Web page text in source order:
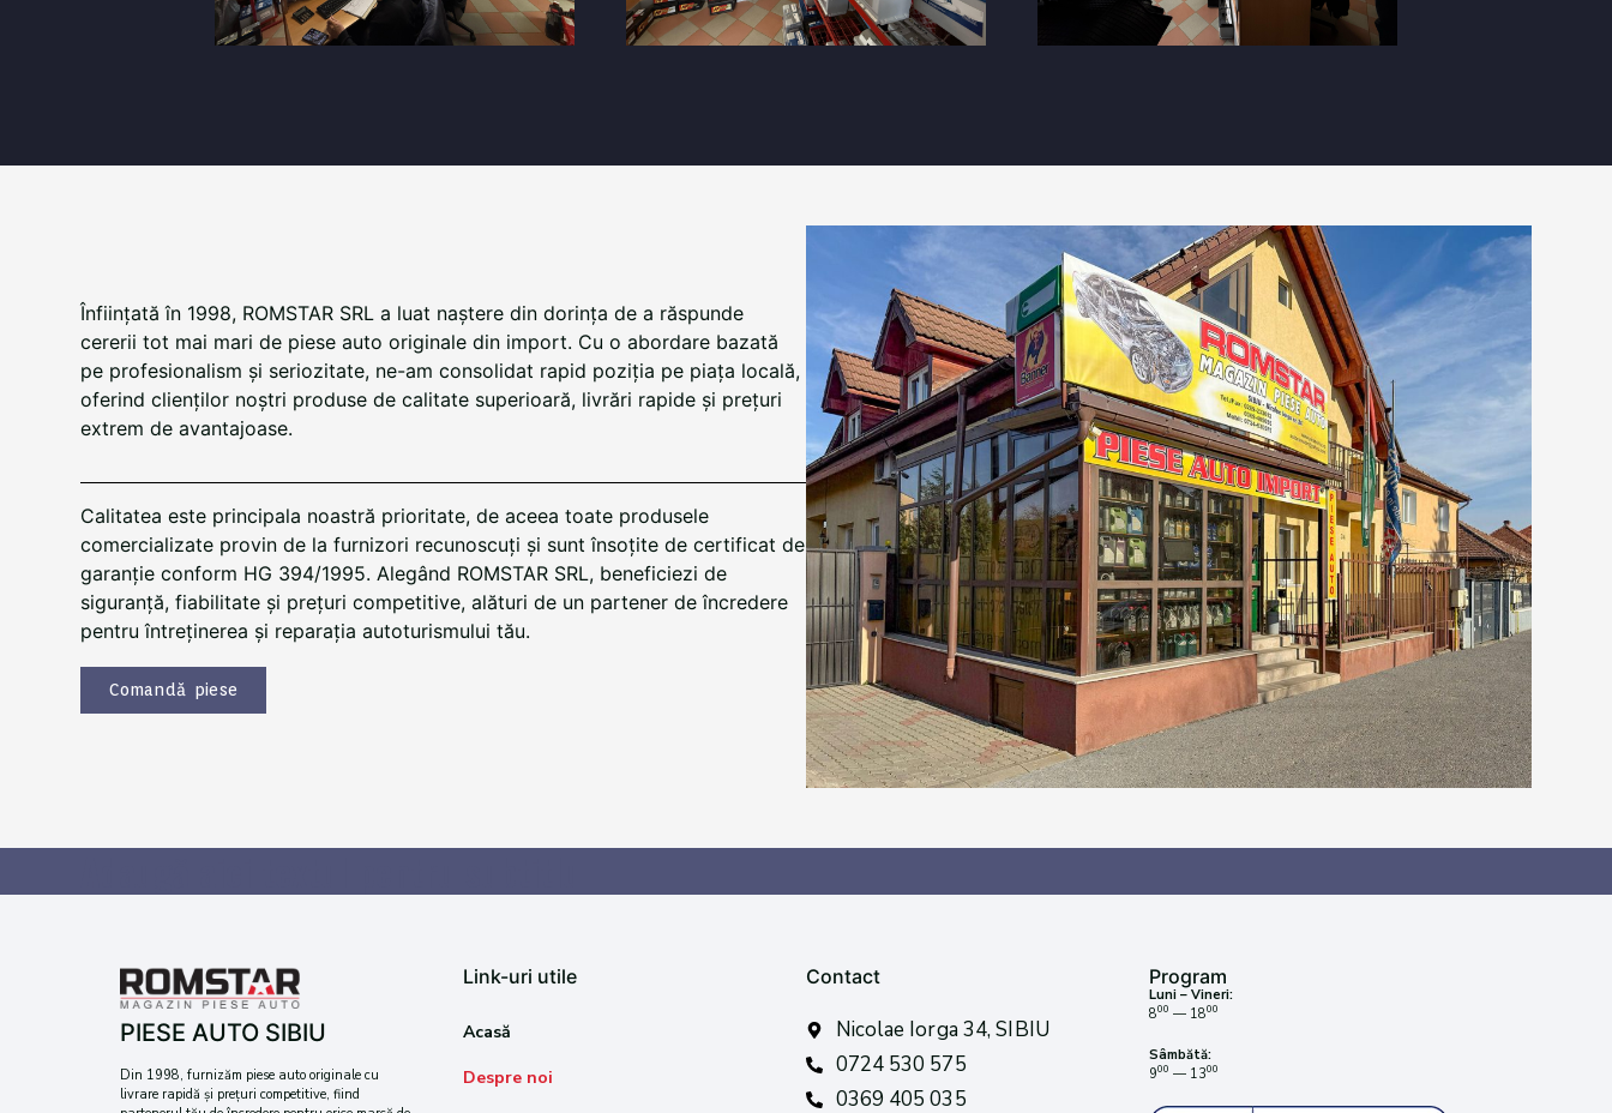
Înființată în 1998, ROMSTAR SRL a luat naștere din dorința de a răspunde
cererii tot mai mari de piese auto originale din import. Cu o abordare bazată
pe profesionalism și seriozitate, ne-am consolidat rapid poziția pe piața locală,
oferind clienților noștri produse de calitate superioară, livrări rapide și prețuri
extrem de avantajoase.
Calitatea este principala noastră prioritate, de aceea toate produsele
comercializate provin de la furnizori recunoscuți și sunt însoțite de certificat de
garanție conform HG 394/1995. Alegând ROMSTAR SRL, beneficiezi de
siguranță, fiabilitate și prețuri competitive, alături de un partener de încredere
pentru întreținerea și reparația autoturismului tău.
Comandă piese
PIESE AUTO SIBIU
Din 1998, furnizăm piese auto originale cu
livrare rapidă și prețuri competitive, fiind
Link-uri utile
Acasă
Despre noi
Contact
Nicolae Iorga 34, SIBIU
0724 530 575
0369 405 035
Program
Luni – Vineri:
800 — 1800
Sâmbătă:
900 — 1300